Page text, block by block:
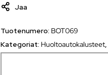
Jaa
Tuotenumero: BOT069
Kategoriat: Huoltoautokalusteet